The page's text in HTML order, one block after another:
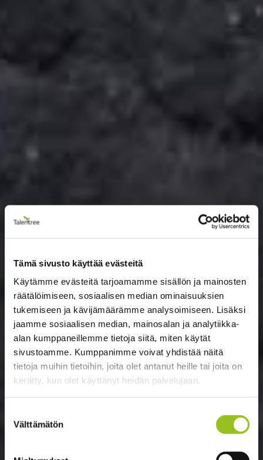
Tämä sivusto käyttää evästeitä
Käytämme evästeitä tarjoamamme sisällön ja mainosten
räätälöimiseen, sosiaalisen median ominaisuuksien
tukemiseen ja kävijämäärämme analysoimiseen. Lisäksi
jaamme sosiaalisen median, mainosalan ja analytiikka-
alan kumppaneillemme tietoja siitä, miten käytät
sivustoamme. Kumppanimme voivat yhdistää näitä
tietoja muihin tietoihin, joita olet antanut heille tai joita on
kerätty, kun olet käyttänyt heidän palvelujaan.
valinta
Välttämätön